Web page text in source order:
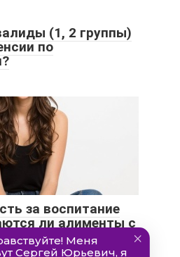
(1, 2 группы)
по
за воспитание
ли алименты с